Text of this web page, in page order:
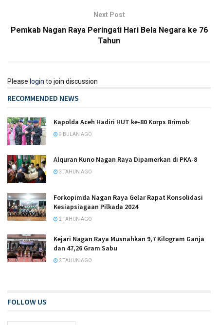
Next Post
Pemkab Nagan Raya Peringati Hari Bela Negara ke 76
Tahun
Please login to join discussion
RECOMMENDED NEWS
Kapolda Aceh Hadiri HUT ke-80 Korps Brimob
9 BULAN AGO
Alquran Kuno Nagan Raya Dipamerkan di PKA-8
3 TAHUN AGO
Forkopimda Nagan Raya Gelar Rapat Konsolidasi
Kesiapsiagaan Pilkada 2024
2 TAHUN AGO
Kejari Nagan Raya Musnahkan 9,7 Kilogram Ganja
dan 47,26 Gram Sabu
2 TAHUN AGO
FOLLOW US